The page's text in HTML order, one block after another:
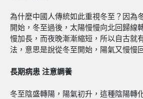
為什麼中國人傳統如此重視冬至？因為
開始，冬至過後，太陽慢慢向北回歸線
慢加長，而夜晚漸漸縮短，所以自古就
法，意思是說從冬至開始，陽氣又慢慢
長期病患 注意調養
冬至陰盛轉陽，陽氣初升，這種陰陽轉